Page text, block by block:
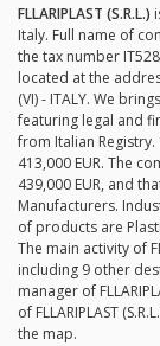
FLLARIPLAST (S.R.L.)
Italy. Full name of
the tax number
located at the
(VI) - ITALY. We
featuring legal and
from Italian
413,000 EUR. The
439,000 EUR, and
Manufacturers.
of products are
The main activity of
including 9 other
manager of
of FLLARIPLAST
the map.